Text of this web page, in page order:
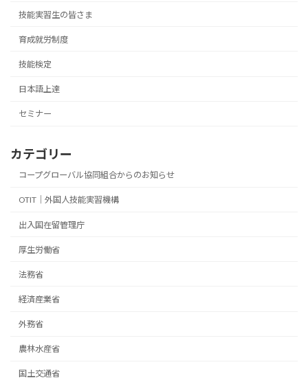
技能実習生の皆さま
育成就労制度
技能検定
日本語上達
セミナー
カテゴリー
コープグローバル協同組合からのお知らせ
OTIT｜外国人技能実習機構
出入国在留管理庁
厚生労働省
法務省
経済産業省
外務省
農林水産省
国土交通省